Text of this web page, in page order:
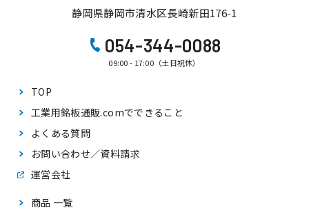
静岡県静岡市清水区長崎新田176-1
054-344-0088
09:00 - 17:00（土日祝休）
TOP
工業用銘板通販.comでできること
よくある質問
お問い合わせ／資料請求
運営会社
商品 一覧